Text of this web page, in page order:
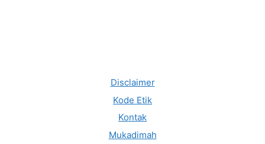
Disclaimer
Kode Etik
Kontak
Mukadimah